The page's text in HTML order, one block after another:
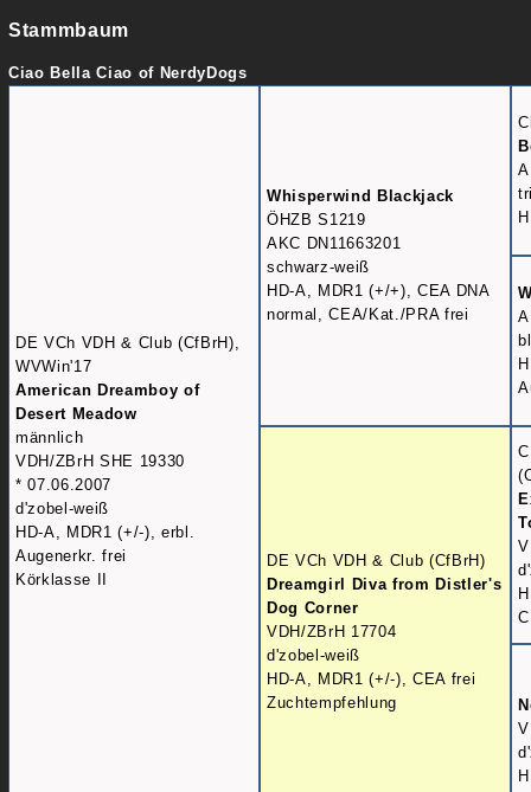
Stammbaum
Ciao Bella Ciao of NerdyDogs
DE VCh VDH & Club (CfBrH),
WVWin'17
American Dreamboy of
Desert Meadow
männlich
VDH/ZBrH SHE 19330
* 07.06.2007
d'zobel-weiß
HD-A, MDR1 (+/-), erbl.
Augenerkr. frei
Körklasse II
Whisperwind Blackjack
ÖHZB S1219
AKC DN11663201
schwarz-weiß
HD-A, MDR1 (+/+), CEA DNA
normal, CEA/Kat./PRA frei
DE VCh VDH & Club (CfBrH)
Dreamgirl Diva from Distler's
Dog Corner
VDH/ZBrH 17704
d'zobel-weiß
HD-A, MDR1 (+/-), CEA frei
Zuchtempfehlung